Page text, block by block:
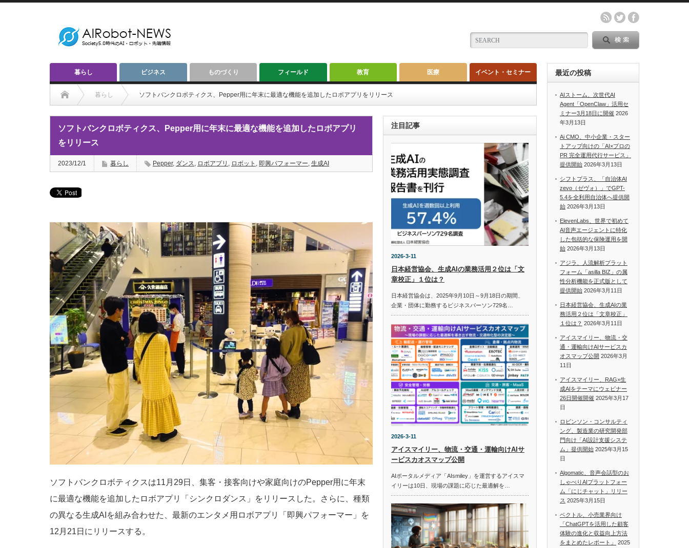
暮らし ビジネス ものづくり フィールド 教育 医療 イベント・セミナー
暮らし ソフトバンクロボティクス、Pepper用に年末に最適な機能を追加したロボアプリをリリース
ソフトバンクロボティクス、Pepper用に年末に最適な機能を追加したロボアプリ
をリリース
2023/12/1 暮らし Pepper, ダンス, ロボアプリ , ロボット , 即興パフォーマー, 生成AI
ソフトバンクロボティクスは11月29日、集客・接客向けや家庭向けのPepper用に年末
に最適な機能を追加したロボアプリ「シンクロダンス」をリリースした。さらに、種類
の異なる生成AIを組み合わせた、最新のエンタメ用ロボアプリ「即興パフォーマー」を
12月21日にリリースする。
注目記事
2026-3-11
日本経営協会、生成AIの業務活用２位は「文
章校正」１位は？
日本経営協会は、2025年9月10日～9月18日の期間、
企業・団体に勤務するビジネスパーソン729名…
2026-3-11
アイスマイリー、物流・交通・運輸向けAIサ
ービスカオスマップ公開
AIポータルメディア「AIsmiley」を運営するアイスマ
イリーは10日、現場の課題に応じた最適解を…
最近の投稿
AIストーム、次世代AI
Agent「OpenClaw」活用セ
ミナー3月18日に開催 2026
年3月13日
Ai CMO、中小企業・スター
トアップ向けの「AI×プロの
PR 完全運用代行サービス」
提供開始 2026年3月13日
シフトプラス、「自治体AI
zevo（ゼヴォ）」でGPT-
5.4を全利用自治体へ提供開
始 2026年3月13日
ElevenLabs、世界で初めて
AI音声エージェントに特化
した包括的な保険運用を開
始 2026年3月13日
アジラ、人流解析プラット
フォーム「asilla BIZ」の属
性分析機能を正式版として
提供開始 2026年3月11日
日本経営協会、生成AIの業
務活用２位は「文章校正」
１位は？ 2026年3月11日
アイスマイリー、物流・交
通・運輸向けAIサービスカ
オスマップ公開 2026年3月
11日
アイスマイリー、RAG×生
成AIをテーマにウェビナー
26日開催開催 2025年3月17
日
ロビンソン・コンサルティ
ング、製造業の研究開発部
門向け「AI設計支援システ
ム」提供開始 2025年3月15
日
Algomatic、音声会話型のお
しゃべりAIプラットフォー
ム「にじチャット」リリー
ス 2025年3月15日
ベクトル、小売業界向け
「ChatGPTを活用した顧客
体験の進化と収益向上方法
をまとめたレポート」
2025